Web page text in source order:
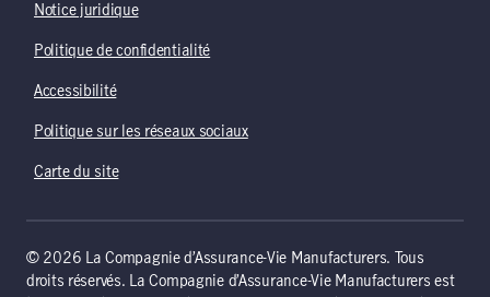
Notice juridique
Politique de confidentialité
Accessibilité
Politique sur les réseaux sociaux
Carte du site
© 2026 La Compagnie d’Assurance-Vie Manufacturers. Tous
droits réservés. La Compagnie d’Assurance-Vie Manufacturers est